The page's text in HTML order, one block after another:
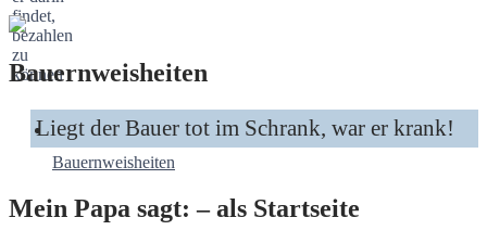
Bauernweisheiten
Liegt der Bauer tot im Schrank, war er krank!
Bauernweisheiten
Mein Papa sagt: – als Startseite